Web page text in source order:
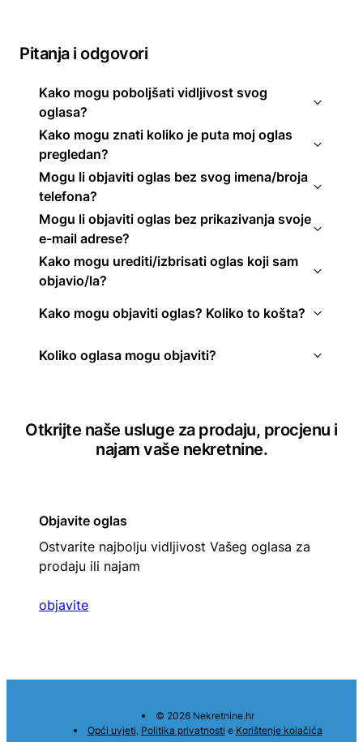
Pitanja i odgovori
Kako mogu poboljšati vidljivost svog
oglasa?
Kako mogu znati koliko je puta moj oglas
pregledan?
Mogu li objaviti oglas bez svog imena/broja
telefona?
Mogu li objaviti oglas bez prikazivanja svoje
e-mail adrese?
Kako mogu urediti/izbrisati oglas koji sam
objavio/la?
Kako mogu objaviti oglas? Koliko to košta?
Koliko oglasa mogu objaviti?
Otkrijte naše usluge za prodaju, procjenu i
najam vaše nekretnine.
Objavite oglas
Ostvarite najbolju vidljivost Vašeg oglasa za
prodaju ili najam
objavite
© 2026 Nekretnine.hr
Opći uvjeti, Politika privatnosti e Korištenje kolačića